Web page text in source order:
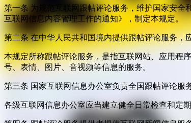
第一条 为规范互联网跟帖评论服务，维护国家安
互联网信息内容管理工作的通知》，制定本规定。
第二条 在中华人民共和国境内提供跟帖评论服务，
本规定所称跟帖评论服务，是指互联网站、应用程
号、表情、图片、音视频等信息的服务。
第三条 国家互联网信息办公室负责全国跟帖评论
各级互联网信息办公室应当建立健全日常检查和定